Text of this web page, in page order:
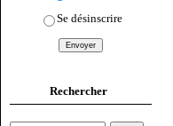
Se désinscrire
Rechercher